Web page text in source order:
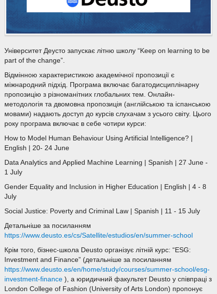
Університет Деусто запускає літню школу “Keep on learning to be
part of the change”.
Відмінною характеристикою академічної пропозиції є
міжнародний підхід. Програма включає багатодисциплінарну
пропозицію з різноманітних глобальних тем. Онлайн-
методологія та двомовна пропозиція (англійською та іспанською
мовами) надають доступ до курсів слухачам з усього світу. Цього
року програма включає в себе чотири курси:
How to Model Human Behaviour Using Artificial Intelligence? |
English | 20- 24 June
Data Analytics and Applied Machine Learning | Spanish | 27 June -
1 July
Gender Equality and Inclusion in Higher Education | English | 4 - 8
July
Social Justice: Poverty and Criminal Law | Spanish | 11 - 15 July
Детальніше за посиланням
https://www.deusto.es/cs/Satellite/estudios/en/summer-school
Крім того, бізнес-школа Deusto організує літній курс: “ESG:
Investment and Finance” (детальніше за посиланням
https://www.deusto.es/en/home/study/courses/summer-school/esg-
investment-finance), а юридичний факультет Deusto у співпраці з
London College of Fashion (University of Arts London) пропонує